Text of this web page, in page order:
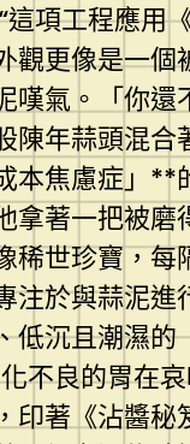
項工程應用
更像是一
氣。「你
年蒜頭混
焦慮症」**
著一把被
世珍寶，
於與蒜泥進
低沉且潮
不良的胃在
著《沾醬